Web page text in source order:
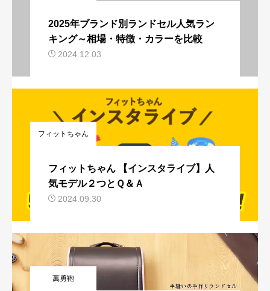
2025年ブランド別ランドセル人気ラン
キング～相場・特徴・カラーを比較
2024.12.03
フィットちゃん
フィットちゃん 【インスタライブ】人
気モデル２つとＱ＆Ａ
2024.09.30
萬勇鞄